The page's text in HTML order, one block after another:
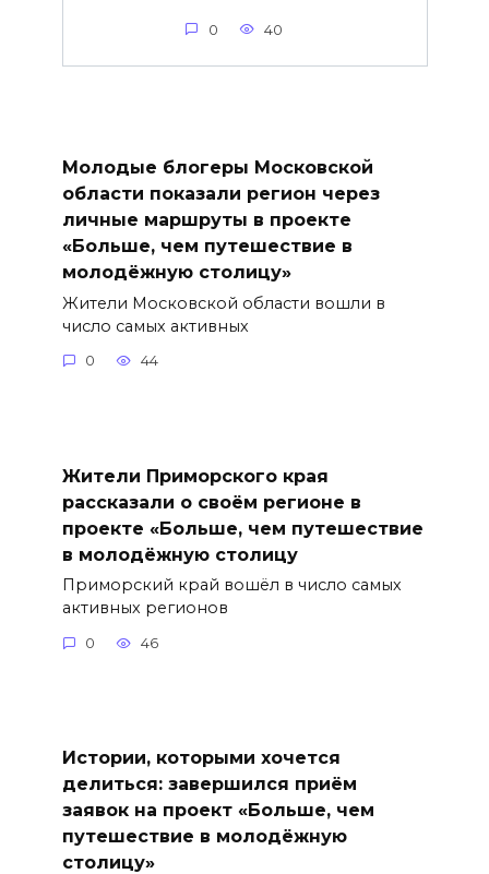
0 40
Молодые блогеры Московской
области показали регион через
личные маршруты в проекте
«Больше, чем путешествие в
молодёжную столицу»
Жители Московской области вошли в
число самых активных
0 44
Жители Приморского края
рассказали о своём регионе в
проекте «Больше, чем путешествие
в молодёжную столицу
Приморский край вошёл в число самых
активных регионов
0 46
Истории, которыми хочется
делиться: завершился приём
заявок на проект «Больше, чем
путешествие в молодёжную
столицу»